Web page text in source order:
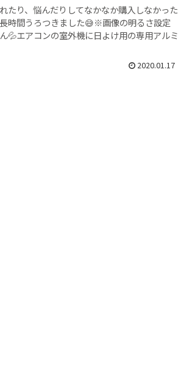
たり、悩んだりしてなかなか購入しなかった
時間うろつきました😅※画像の明るさ設定
💦エアコンの室外機に日よけ用の専用アルミ
2020.01.17